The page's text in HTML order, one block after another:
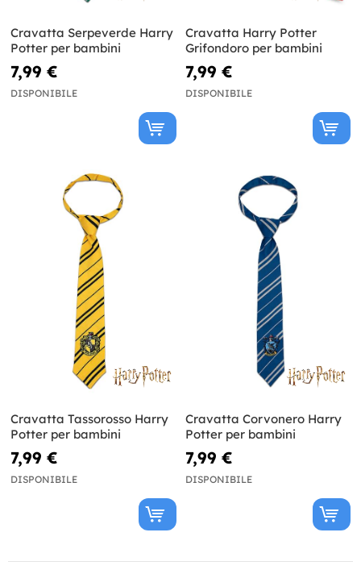
Cravatta Serpeverde Harry
Potter per bambini
7,99 €
DISPONIBILE
Cravatta Harry Potter
Grifondoro per bambini
7,99 €
DISPONIBILE
Cravatta Tassorosso Harry
Potter per bambini
7,99 €
DISPONIBILE
Cravatta Corvonero Harry
Potter per bambini
7,99 €
DISPONIBILE